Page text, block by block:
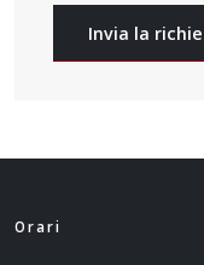
Invia la
Orari